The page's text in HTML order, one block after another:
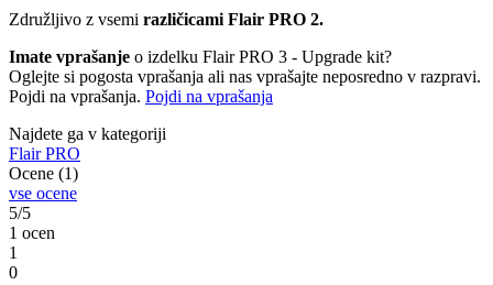
Združljivo z vsemi različicami Flair PRO 2.
Imate vprašanje o izdelku Flair PRO 3 - Upgrade kit?
Oglejte si pogosta vprašanja ali nas vprašajte neposredno v razpravi.
Pojdi na vprašanja. Pojdi na vprašanja
Najdete ga v kategoriji
Flair PRO
Ocene (1)
vse ocene
5/5
1 ocen
1
0